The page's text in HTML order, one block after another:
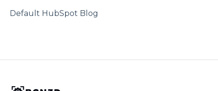
Default HubSpot Blog